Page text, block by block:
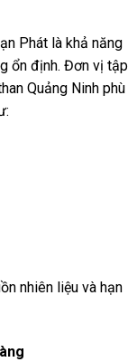
Phát là khả năng
ổn định. Đơn vị tập
Quảng Ninh phù
nhiên liệu và hạn